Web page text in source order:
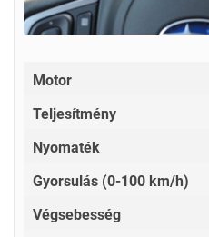
Motor
Teljesítmény
Nyomaték
Gyorsulás (0-100 km/h)
Végsebesség